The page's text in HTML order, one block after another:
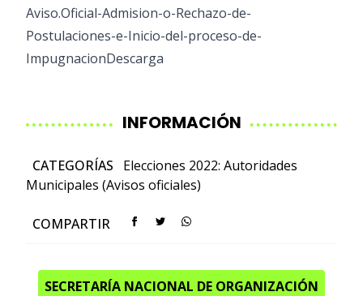
Aviso.Oficial-Admision-o-Rechazo-de-
Postulaciones-e-Inicio-del-proceso-de-
ImpugnacionDescarga
INFORMACIÓN
CATEGORÍAS
Elecciones 2022: Autoridades
Municipales (Avisos oficiales)
COMPARTIR
SECRETARÍA NACIONAL DE ORGANIZACIÓN